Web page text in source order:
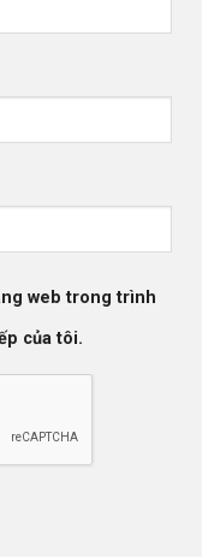
web trong trình
của tôi.